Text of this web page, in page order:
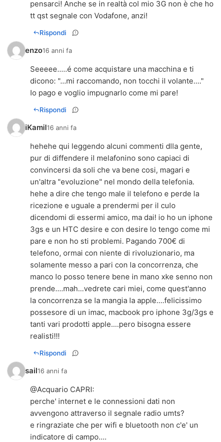
pensarci! Anche se in realtà col mio 3G non è che ho
tt qst segnale con Vodafone, anzi!
Rispondi
enzo16 anni fa
Seeeee.....é come acquistare una macchina e ti
dicono: "...mi raccomando, non tocchi il volante...."
Io pago e voglio impugnarlo come mi pare!
Rispondi
iKamil16 anni fa
hehehe qui leggendo alcuni commenti dlla gente,
pur di diffendere il melafonino sono capiaci di
convincersi da soli che va bene cosi, magari e
un'altra "evoluzione" nel mondo della telefonia.
hehe a dire che tengo male il telefono e perde la
ricezione e uguale a prendermi per il culo
dicendomi di essermi amico, ma dai! io ho un iphone
3gs e un HTC desire e con desire lo tengo come mi
pare e non ho sti problemi. Pagando 700€ di
telefono, ormai con niente di rivoluzionario, ma
solamente messo a pari con la concorrenza, che
manco lo posso tenere bene in mano xke senno non
prende....mah...vedrete cari miei, come quest'anno
la concorrenza se la mangia la apple....felicissimo
possesore di un imac, macbook pro iphone 3g/3gs e
tanti vari prodotti apple....pero bisogna essere
realisti!!!
Rispondi
sail16 anni fa
@Acquario CAPRI:
perche' internet e le connessioni dati non
avvengono attraverso il segnale radio umts?
e ringraziate che per wifi e bluetooth non c'e' un
indicatore di campo....